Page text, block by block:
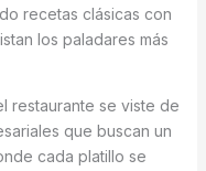
recetas clásicas con
los paladares más
restaurante se viste de
que buscan un
cada platillo se